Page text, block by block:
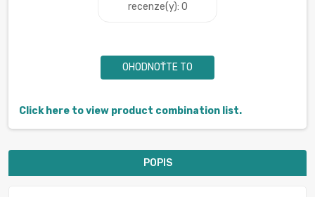
recenze(y): 0
OHODNOŤTE TO
Click here to view product combination list.
POPIS